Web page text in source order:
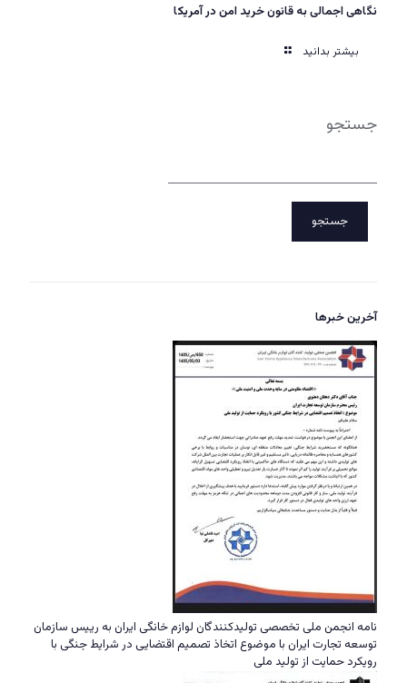
نگاهی اجمالی به قانون خرید امن در آمریکا
بیشتر بدانید
جستجو
جستجو
آخرین خبرها
نامه انجمن ملی تخصصی تولیدکنندگان لوازم خانگی ایران به رییس سازمان
توسعه تجارت ایران با موضوع اتخاذ تصمیم اقتضایی در شرایط جنگی با
رویکرد حمایت از تولید ملی